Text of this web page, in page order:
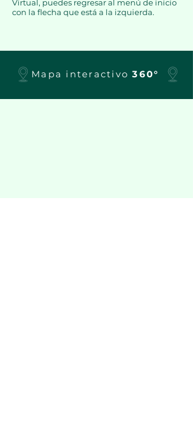
Virtual, puedes regresar al menú de inicio
con la flecha que está a la izquierda.
Mapa interactivo360°